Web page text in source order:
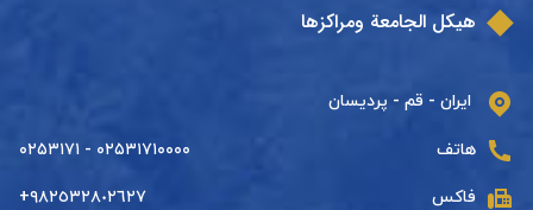
هيكل الجامعة ومراكزها
ایران - قم - پردیسان
هاتف ۰۲۵۳۱۷۱۰۰۰۰ - ۰۲۵۳۱۷۱
فاكس +٩٨٢٥٣٢٨٠٢٦٢٧